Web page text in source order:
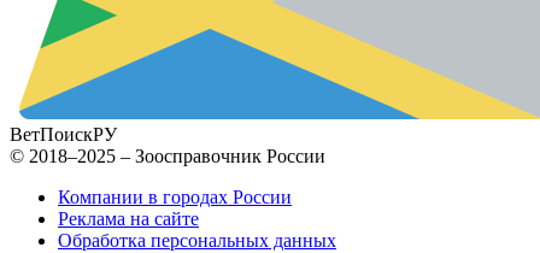
ВетПоискРУ
© 2018–2025 – Зоосправочник России
Компании в городах России
Реклама на сайте
Обработка персональных данных